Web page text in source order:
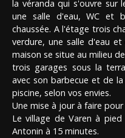
la véranda qui s'ouvre sur
une salle d'eau, WC et
chaussée. A l'étage trois
verdure, une salle d'eau
maison se situe au milieu
trois garages sous la
avec son barbecue et de
piscine, selon vos envies.
Une mise à jour à faire
Le village de Varen à
Antonin à 15 minutes.